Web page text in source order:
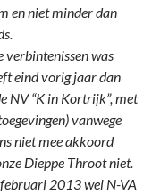
en niet minder dan
verbintenissen was
eind vorig jaar dan
NV “K in Kortrijk”, met
vanwege
niet mee akkoord
Dieppe Throot niet.
februari 2013 wel N-VA